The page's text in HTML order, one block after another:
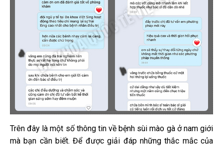
Trên đây là một số thông tin về bệnh sùi mào gà ở nam giới
mà bạn cần biết. Để được giải đáp những thắc mắc của